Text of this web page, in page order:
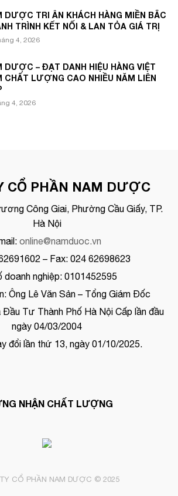
DƯỢC TRI ÂN KHÁCH HÀNG MIỀN BẮC
TRÌNH KẾT NỐI & LAN TỎA GIÁ TRỊ
4, 2026
DƯỢC – ĐẠT DANH HIỆU HÀNG VIỆT
CHẤT LƯỢNG CAO NHIỀU NĂM LIÊN
4, 2026
CỔ PHẦN NAM DƯỢC
Công Giai, Phường Cầu Giấy, TP.
Hà Nội
online@namduoc.vn
– Fax: 024 62698623
doanh nghiệp: 0101452595
Ông Lê Văn Sản – Tổng Giám Đốc
Tư Thành Phố Hà Nội Cấp lần đầu
ngày 04/03/2004
đổi lần thứ 13, ngày 01/10/2025.
NHẬN CHẤT LƯỢNG
CỔ PHẦN NAM DƯỢC © 2025